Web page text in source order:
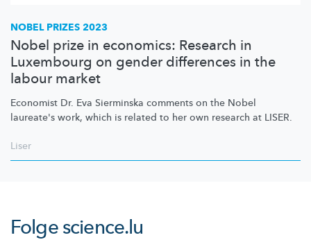
NOBEL PRIZES 2023
Nobel prize in economics: Research in
Luxembourg on gender differences in the
labour market
Economist Dr. Eva Sierminska comments on the Nobel
laureate's work, which is related to her own research at LISER.
Liser
Folgescience.lu